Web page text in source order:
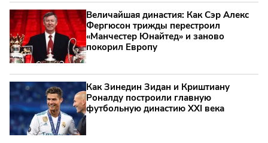
Величайшая династия: Как Сэр Алекс
Фергюсон трижды перестроил
«Манчестер Юнайтед» и заново
покорил Европу
Как Зинедин Зидан и Криштиану
Роналду построили главную
футбольную династию XXI века